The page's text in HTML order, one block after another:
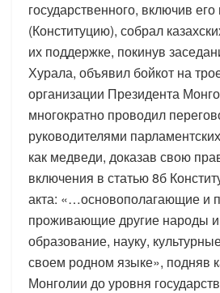
государственного, включив
(Конституцию), собрал
их поддержке, покинув
Хурала, объявил бойкот на
организации Президента
многократно проводил
руководителями
как медведи, доказав свою
включения в статью 8б
акта: «…основополагающие и
проживающие другие народы
образование, науку,
своем родном языке», подняв
Монголии до уровня